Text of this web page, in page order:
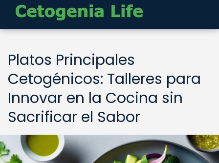
Platos Principales
Cetogénicos: Talleres para
Innovar en la Cocina sin
Sacrificar el Sabor